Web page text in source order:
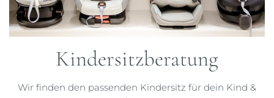
Kindersitzberatung
Wir finden den passenden Kindersitz für dein Kind &